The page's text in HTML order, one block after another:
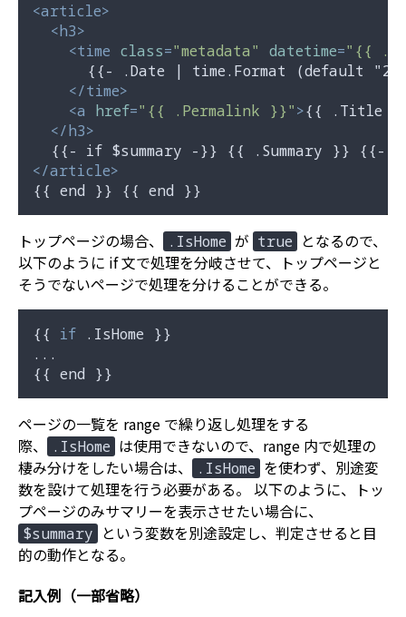
<article>
<h3>
<time class="metadata" datetime="{{
{{- .Date | time.Format (default
</time>
<a href="{{ .Permalink }}">{{ .Title
</h3>
</article>
トップページの場合、 .IsHome が true となるので、
以下のように if 文で処理を分岐させて、トップページと
そうでないページで処理を分けることができる。
{{ if .IsHome }}
...
ページの一覧を range で繰り返し処理をする
際、
.IsHome は使用できないので、range 内で処理の
棲み分けをしたい場合は、
.IsHome を使わず、別途変
数を設けて処理を行う必要がある。 以下のように、トッ
プページのみサマリーを表示させたい場合に、
$summary という変数を別途設定し、判定させると目
的の動作となる。
記入例（一部省略）